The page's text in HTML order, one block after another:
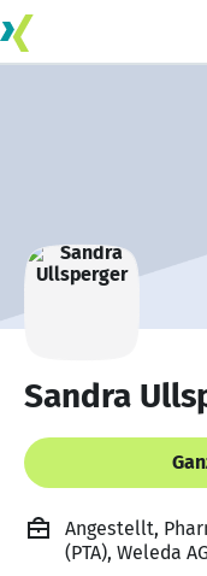
Sandra
Angestellt,
(PTA), Weleda